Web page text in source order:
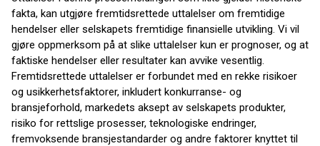
fakta, kan utgjøre fremtidsrettede uttalelser om fremtidige
hendelser eller selskapets fremtidige finansielle utvikling. Vi vil
gjøre oppmerksom på at slike uttalelser kun er prognoser, og at
faktiske hendelser eller resultater kan avvike vesentlig.
Fremtidsrettede uttalelser er forbundet med en rekke risikoer
og usikkerhetsfaktorer, inkludert konkurranse- og
bransjeforhold, markedets aksept av selskapets produkter,
risiko for rettslige prosesser, teknologiske endringer,
fremvoksende bransjestandarder og andre faktorer knyttet til